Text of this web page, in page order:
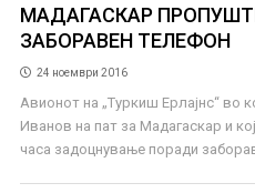
МАДАГАСКАР
ЗАБОРАВЕН ТЕЛЕФОН
24 ноември 2016
Авионот на „Туркиш Ерлајнс“ во
Иванов на пат за Мадагаскар и
часа задоцнување поради заборав